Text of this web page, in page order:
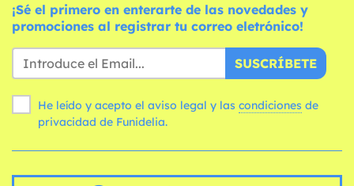
¡Sé el primero en enterarte de las novedades y
promociones al registrar tu correo eletrónico!
SUSCRÍBETE
He leído y acepto el aviso legal y las condiciones
privacidad de Funidelia.